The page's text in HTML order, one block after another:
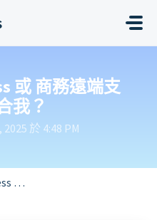
或 商務遠端支
我？
於 4:48 PM
我？